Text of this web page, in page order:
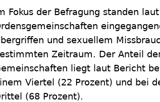
Fokus der Befragung standen
und sexuellem
Zeitraum. Der Anteil
liegt laut Bericht
Viertel (22 Prozent) und bei
(68 Prozent).